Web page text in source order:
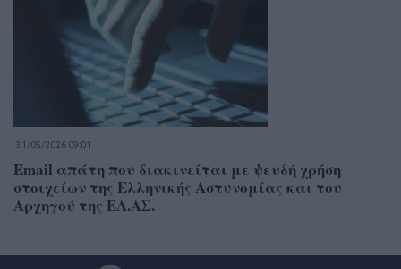
31/05/2026 09:01
Email απάτη που διακινείται με ψευδή χρήση
στοιχείων της Ελληνικής Αστυνομίας και του
Αρχηγού της ΕΛ.ΑΣ.